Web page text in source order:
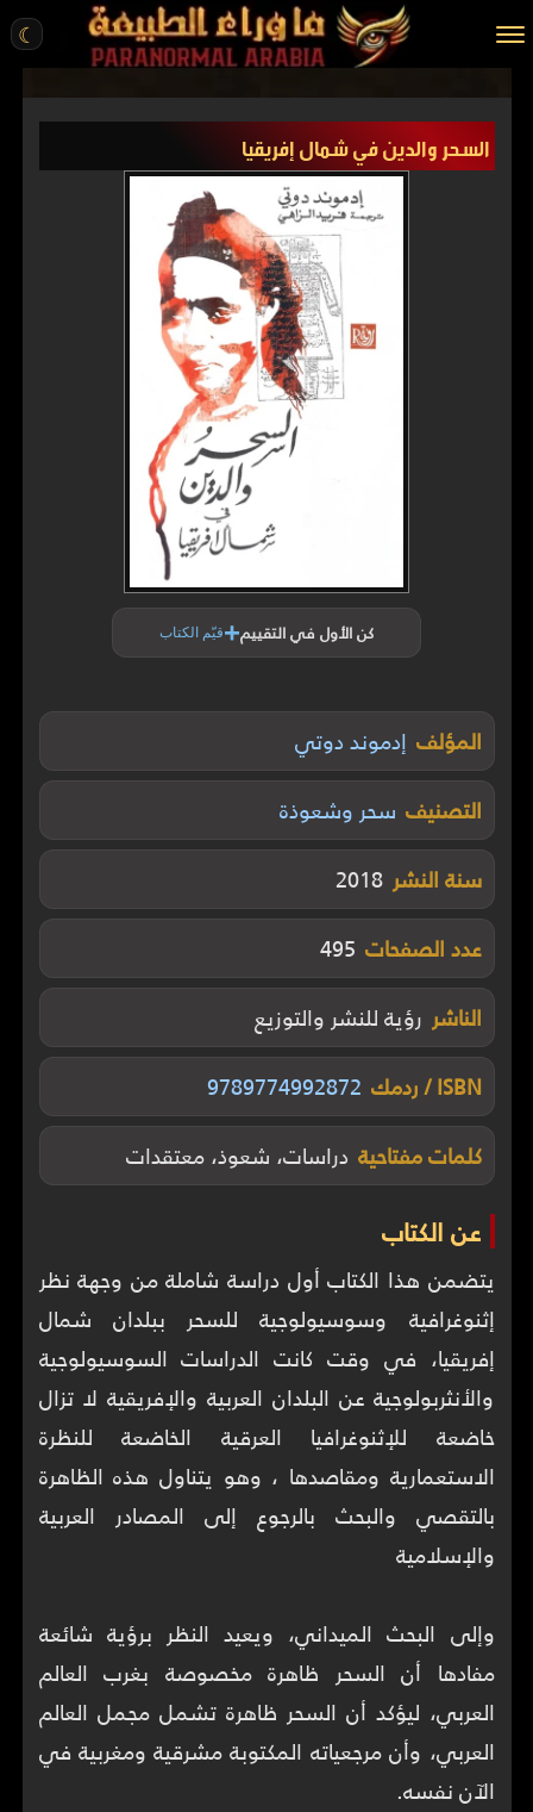
☾
الرئيسية
مقالات
السحر والدين في شمال إفريقيا
كن الأول في التقييم+قيّم الكتاب
المؤلف إدموند دوتي
التصنيف سحر وشعوذة
سنة النشر 2018
عدد الصفحات 495
الناشر رؤية للنشر والتوزيع
ISBN / ردمك
9789774992872
كلمات مفتاحية دراسات، شعوذ، معتقدات
عن الكتاب
يتضمن هذا الكتاب أول دراسة شاملة من وجهة نظر
إثنوغرافية وسوسيولوجية للسحر ببلدان شمال
إفريقيا، في وقت كانت الدراسات السوسيولوجية
والأنثربولوجية عن البلدان العربية والإفريقية لا تزال
خاضعة للإثنوغرافيا العرقية الخاضعة للنظرة
الاستعمارية ومقاصدها ، وهو يتناول هذه الظاهرة
بالتقصي والبحث بالرجوع إلى المصادر العربية
وإلى البحث الميداني، ويعيد النظر برؤية شائعة
مفادها أن السحر ظاهرة مخصوصة بغرب العالم
العربي، ليؤكد أن السحر ظاهرة تشمل مجمل العالم
العربي، وأن مرجعياته المكتوبة مشرقية ومغربية في
الآن نفسه.